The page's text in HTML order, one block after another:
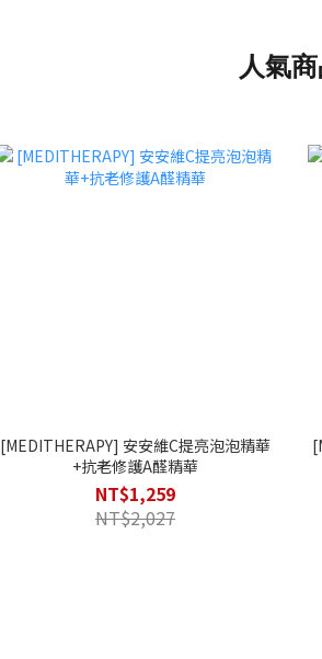
人氣
[MEDITHERAPY] 安安維C提亮泡泡精華
+抗老修護A醛精華
NT$1,259
NT$2,027